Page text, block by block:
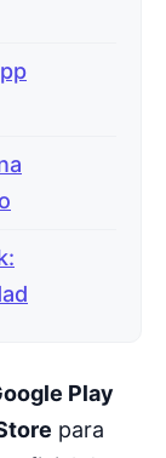
Play
para